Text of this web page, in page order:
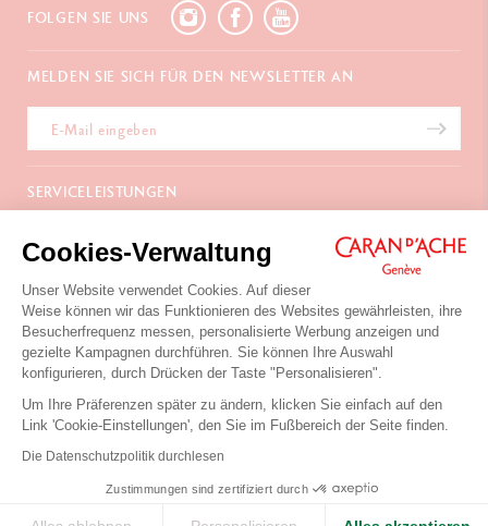
Cookies-Verwaltung
Unser Website verwendet Cookies. Auf dieser
Weise können wir das Funktionieren des Websites gewährleisten, ihre
Besucherfrequenz messen, personalisierte Werbung anzeigen und
gezielte Kampagnen durchführen. Sie können Ihre Auswahl
konfigurieren, durch Drücken der Taste "Personalisieren".
Um Ihre Präferenzen später zu ändern, klicken Sie einfach auf den
Link 'Cookie-Einstellungen', den Sie im Fußbereich der Seite finden.
Die Datenschutzpolitik durchlesen
Zustimmungen sind zertifiziert durch
FOLGEN SIE UNS
MELDEN SIE SICH FÜR DEN NEWSLETTER AN
SERVICELEISTUNGEN
Zahlungen
Retouren
Geschenkverpackung
Werbegeschenke
Garantieverlängerung
ÜBER UNS
Häufig gestellte Fragen
La Maison
Verkaufsstellen
Inspiration
Karriere
KONTAKTIEREN SIE UNS
Chemin du Foron 19
Po Box 332
CH-1226 Thônex-Genf
Schweiz
+41 (0)848 558 558
KONTAKTIEREN SIE UNS
Datenschutzpolitik
Ihre Cookies-Einstellungen